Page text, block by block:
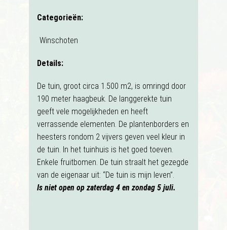
Categorieën:
Winschoten
Details:
De tuin, groot circa 1.500 m2, is omringd door
190 meter haagbeuk. De langgerekte tuin
geeft vele mogelijkheden en heeft
verrassende elementen. De plantenborders en
heesters rondom 2 vijvers geven veel kleur in
de tuin. In het tuinhuis is het goed toeven.
Enkele fruitbomen. De tuin straalt het gezegde
van de eigenaar uit: “De tuin is mijn leven”.
Is niet open op zaterdag 4 en zondag 5 juli.